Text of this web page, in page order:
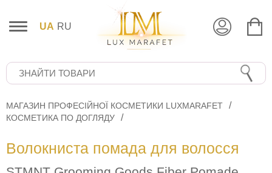
UA RU
МАГАЗИН ПРОФЕСІЙНОЇ КОСМЕТИКИ LUXMARAFET
КОСМЕТИКА ПО ДОГЛЯДУ
Волокниста помада для волосся